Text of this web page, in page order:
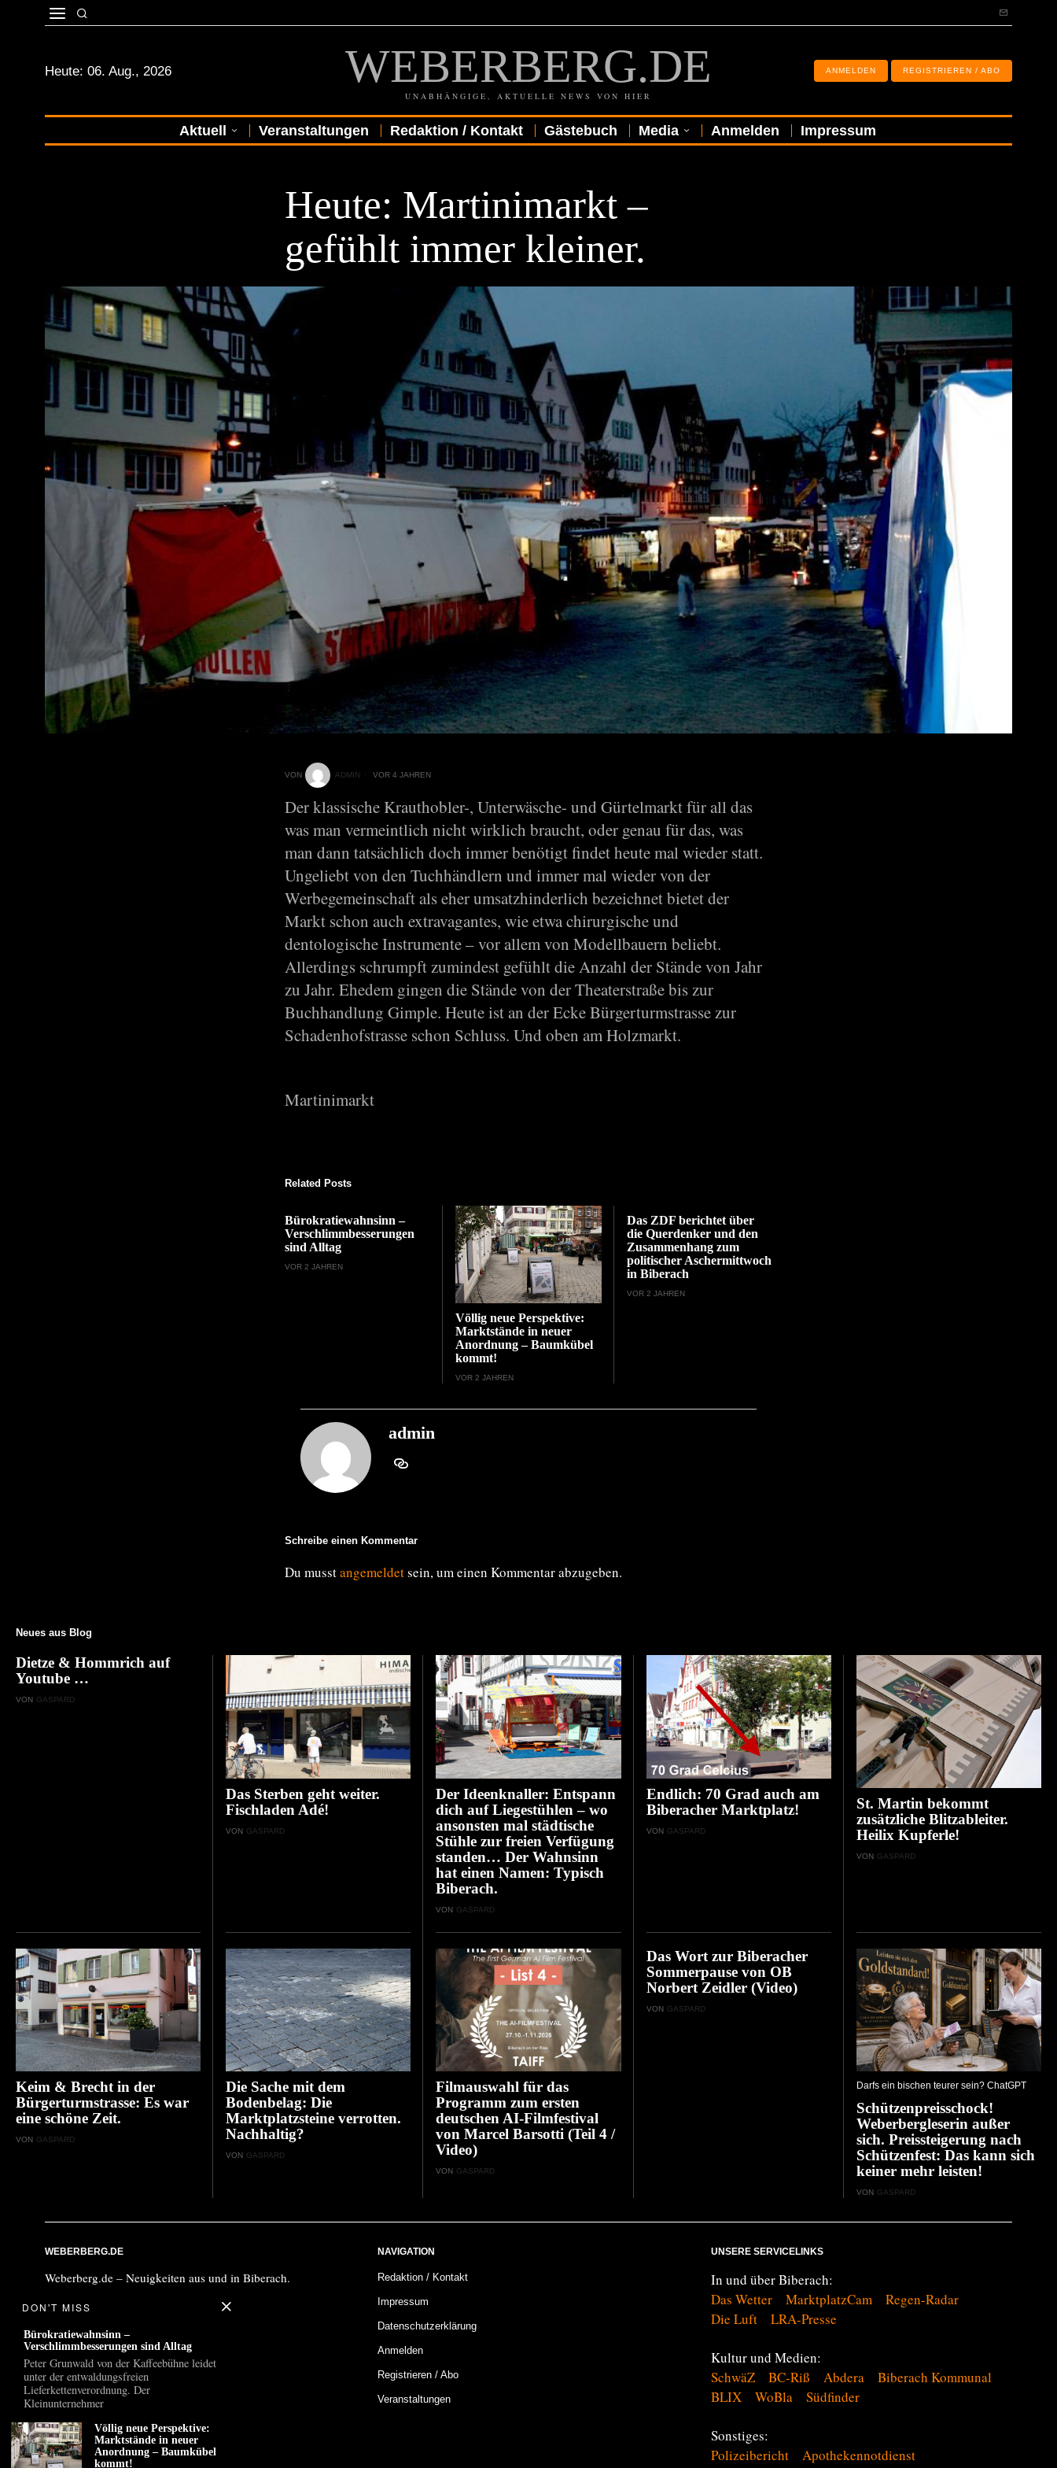
Heute: 06. Aug., 2026 WEBERBERG.DE
UNABHÄNGIGE, AKTUELLE NEWS VON HIER
ANMELDEN REGISTRIEREN / ABO
Aktuell Veranstaltungen Redaktion / Kontakt Gästebuch Media Anmelden Impressum
Heute: Martinimarkt –
gefühlt immer kleiner.
VON ADMIN VOR 4 JAHREN
Der klassische Krauthobler-, Unterwäsche- und Gürtelmarkt für all das
was man vermeintlich nicht wirklich braucht, oder genau für das, was
man dann tatsächlich doch immer benötigt findet heute mal wieder statt.
Ungeliebt von den Tuchhändlern und immer mal wieder von der
Werbegemeinschaft als eher umsatzhinderlich bezeichnet bietet der
Markt schon auch extravagantes, wie etwa chirurgische und
dentologische Instrumente – vor allem von Modellbauern beliebt.
Allerdings schrumpft zumindest gefühlt die Anzahl der Stände von Jahr
zu Jahr. Ehedem gingen die Stände von der Theaterstraße bis zur
Buchhandlung Gimple. Heute ist an der Ecke Bürgerturmstrasse zur
Schadenhofstrasse schon Schluss. Und oben am Holzmarkt.
Martinimarkt
Related Posts
Bürokratiewahnsinn –
Verschlimmbesserungen
sind Alltag
VOR 2 JAHREN
Völlig neue Perspektive:
Marktstände in neuer
Anordnung – Baumkübel
kommt!
VOR 2 JAHREN
Das ZDF berichtet über
die Querdenker und den
Zusammenhang zum
politischer Aschermittwoch
in Biberach
VOR 2 JAHREN
admin
Schreibe einen Kommentar
Du musstangemeldetsein, um einen Kommentar abzugeben.
Neues aus Blog
Dietze & Hommrich auf
Youtube …
VON GASPARD
Das Sterben geht weiter.
Fischladen Adé!
VON GASPARD
Der Ideenknaller: Entspann
dich auf Liegestühlen – wo
ansonsten mal städtische
Stühle zur freien Verfügung
standen… Der Wahnsinn
hat einen Namen: Typisch
Biberach.
VON GASPARD
Endlich: 70 Grad auch am
Biberacher Marktplatz!
VON GASPARD
St. Martin bekommt
zusätzliche Blitzableiter.
Heilix Kupferle!
VON GASPARD
Keim & Brecht in der
Bürgerturmstrasse: Es war
eine schöne Zeit.
VON GASPARD
Die Sache mit dem
Bodenbelag: Die
Marktplatzsteine verrotten.
Nachhaltig?
VON GASPARD
Filmauswahl für das
Programm zum ersten
deutschen AI-Filmfestival
von Marcel Barsotti (Teil 4 /
Video)
VON GASPARD
Das Wort zur Biberacher
Sommerpause von OB
Norbert Zeidler (Video)
VON GASPARD
Darfs ein bischen teurer sein? ChatGPT
Schützenpreisschock!
Weberbergleserin außer
sich. Preissteigerung nach
Schützenfest: Das kann sich
keiner mehr leisten!
VON GASPARD
WEBERBERG.DE
Weberberg.de – Neuigkeiten aus und in Biberach.
NAVIGATION
Redaktion / Kontakt
Impressum
Datenschutzerklärung
Anmelden
Registrieren / Abo
Veranstaltungen
UNSERE SERVICELINKS
In und über Biberach:
Das Wetter
MarktplatzCam
Regen-Radar
Die Luft
LRA-Presse
Kultur und Medien:
SchwäZ
BC-Riß Abdera
Biberach Kommunal
BLIX
WoBla Südfinder
Sonstiges:
Polizeibericht
Apothekennotdienst
DON'T MISS
Bürokratiewahnsinn –
Verschlimmbesserungen sind Alltag
Peter Grunwald von der Kaffeebühne leidet
unter der entwaldungsfreien
Lieferkettenverordnung. Der
Kleinunternehmer
Völlig neue Perspektive:
Marktstände in neuer
Anordnung – Baumkübel
kommt!